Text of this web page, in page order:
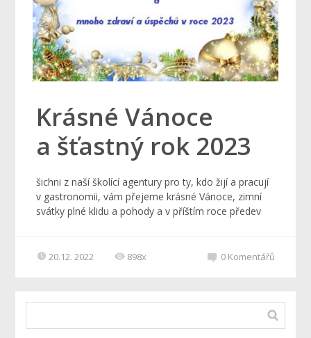
Krásné Vánoce
a šťastný rok 2023
šichni z naší školící agentury pro ty, kdo žijí a pracují
v gastronomii, vám přejeme krásné Vánoce, zimní
svátky plné klidu a pohody a v příštím roce předev
20.12. 2022 898x 0 Komentářů